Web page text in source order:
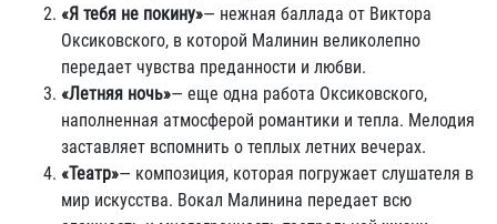
«Я тебя не покину»— нежная баллада от Виктора
Оксиковского, в которой Малинин великолепно
передает чувства преданности и любви.
«Летняя ночь»— еще одна работа Оксиковского,
наполненная атмосферой романтики и тепла. Мелодия
заставляет вспомнить о теплых летних вечерах.
«Театр»— композиция, которая погружает слушателя в
мир искусства. Вокал Малинина передает всю